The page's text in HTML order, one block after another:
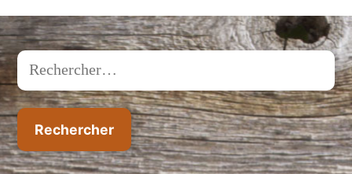
en
communion
cieux,
ce
n’est
pas
Rechercher :